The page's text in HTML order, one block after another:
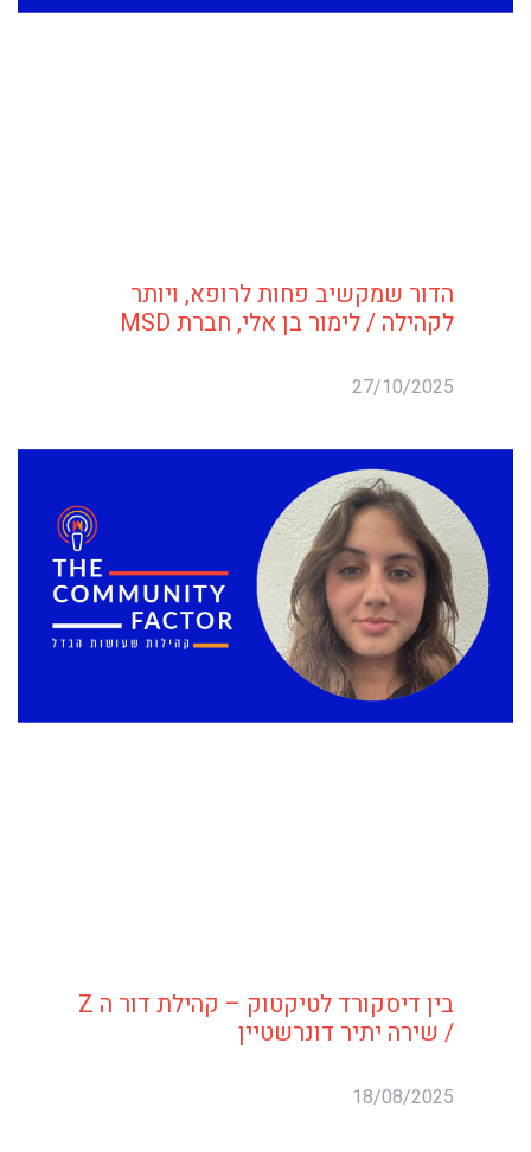
הדור שמקשיב פחות לרופא, ויותר
לקהילה / לימור בן אלי, חברת MSD
27/10/2025
בין דיסקורד לטיקטוק – קהילת דור ה Z
/ שירה יתיר דונרשטיין
18/08/2025